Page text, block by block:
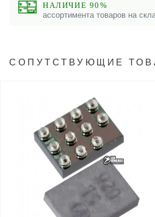
НАЛИЧИЕ 90%
ассортимента товаров на
СОПУТСТВУЮЩИЕ